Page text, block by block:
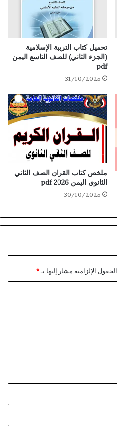
تحميل كتاب التربية الإسلامية
(الجزء الثاني) للصف التاسع اليمن
pdf
31/10/2025
ملخص كتاب القران الصف الثاني
الثانوي اليمن 2026 pdf
30/10/2025
الحقول الإلزامية مشار إليها بـ*